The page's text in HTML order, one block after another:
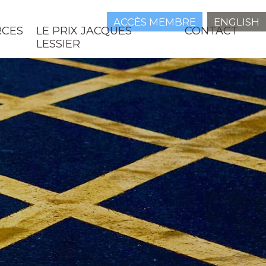
ACCÈS MEMBRE ENGLISH
LE PRIX JACQUES
LESSIER
CONTACT